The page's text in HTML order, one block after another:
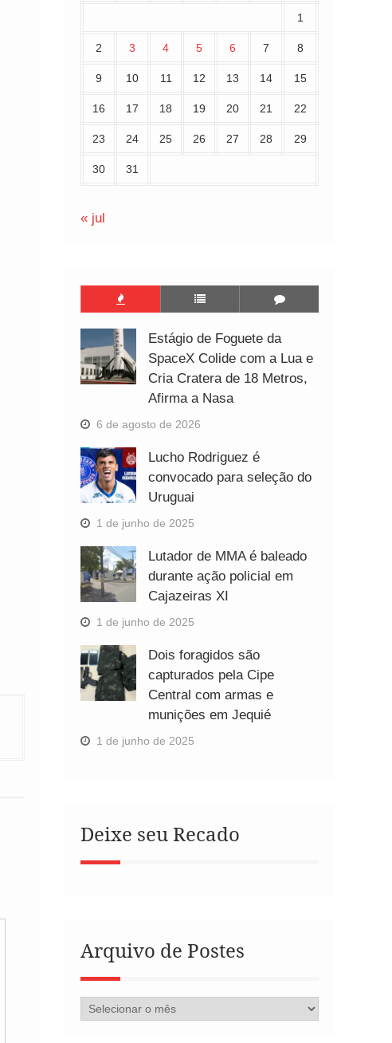
1
2 3 4 5 6 7 8
9 10 11 12 13 14 15
16 17 18 19 20 21 22
23 24 25 26 27 28 29
30 31
« jul
Estágio de Foguete da
SpaceX Colide com a Lua e
Cria Cratera de 18 Metros,
Afirma a Nasa
6 de agosto de 2026
Lucho Rodriguez é
convocado para seleção do
Uruguai
1 de junho de 2025
Lutador de MMA é baleado
durante ação policial em
Cajazeiras XI
1 de junho de 2025
Dois foragidos são
capturados pela Cipe
Central com armas e
munições em Jequié
1 de junho de 2025
Deixe seu Recado
Arquivo de Postes
Arquivo